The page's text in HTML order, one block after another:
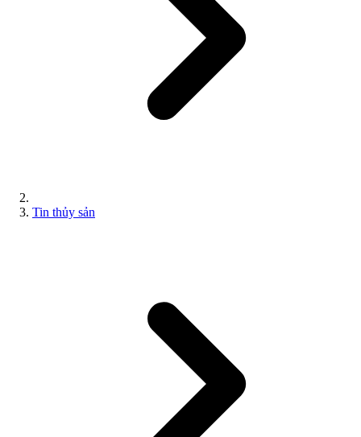
Tin thủy sản